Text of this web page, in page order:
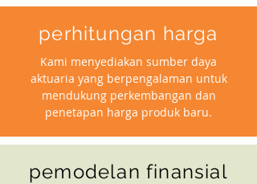
perhitungan harga
Kami menyediakan sumber daya
aktuaria yang berpengalaman untuk
mendukung perkembangan dan
penetapan harga produk baru.
pemodelan finansial